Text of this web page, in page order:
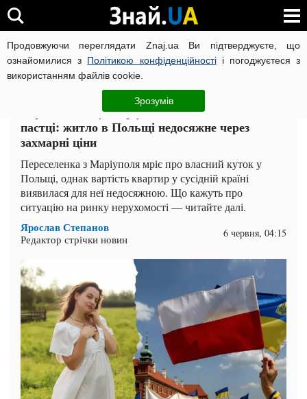
Продовжуючи переглядати Znaj.ua Ви підтверджуєте, що
ознайомилися з Політикою конфіденційностіі погоджуєтеся з
використанням файлів cookie.
Зрозумів
ВІЙНА РОСІЇ ПРОТИ УКРАЇНИ КОРОНАВІРУС В УКРАЇНІ
Українці в Польщі ЧИТАТЬ НА РУССКОМ
Втратила дім у Маріуполі й опинилася в
пастці: житло в Польщі недосяжне через
захмарні ціни
Переселенка з Маріуполя мріє про власний куток у
Польщі, однак вартість квартир у сусідній країні
виявилася для неї недосяжною. Що кажуть про
ситуацію на ринку нерухомості — читайте далі.
Ярослав Степанов
Редактор стрічки новин 6 червня, 04:15